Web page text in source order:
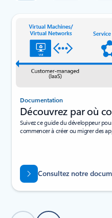
Indicateur de diapositive {0} {1}
Documentation
Découvrez par où
Suivez ce guide du développeur
commencer à créer ou migrer des
Consultez notre